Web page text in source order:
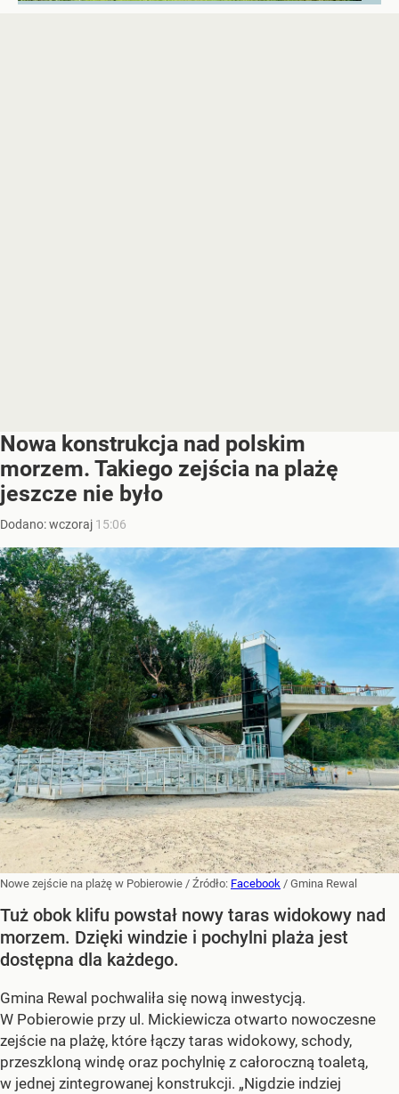
Nowa konstrukcja nad polskim
morzem. Takiego zejścia na plażę
jeszcze nie było
Dodano:wczoraj 15:06
Nowe zejście na plażę w Pobierowie / Źródło: Facebook / Gmina Rewal
Tuż obok klifu powstał nowy taras widokowy nad
morzem. Dzięki windzie i pochylni plaża jest
dostępna dla każdego.
Gmina Rewal pochwaliła się nową inwestycją.
W Pobierowie przy ul. Mickiewicza otwarto nowoczesne
zejście na plażę, które łączy taras widokowy, schody,
przeszkloną windę oraz pochylnię z całoroczną toaletą,
w jednej zintegrowanej konstrukcji. „Nigdzie indziej